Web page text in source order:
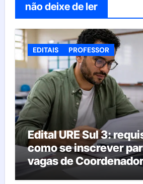
não deixe de ler
EDITAIS PROFESSOR
Edital URE Sul 3:
como se inscrever
vagas de
Diretor